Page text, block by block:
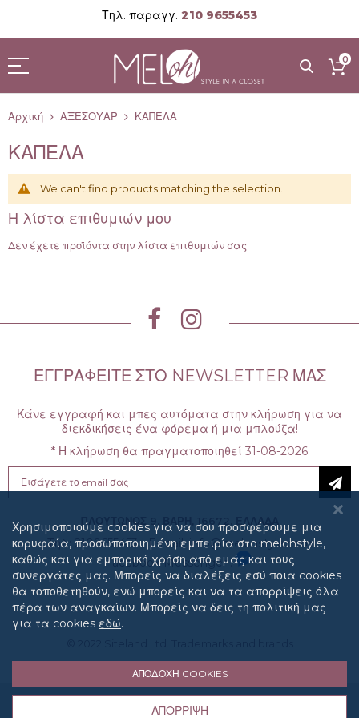
Τηλ. παραγγ. 210 9655453
στο
περιεχόμενο
0
Αρχική ΑΞΕΣΟΥΑΡ ΚΑΠΕΛΑ
ΚΑΠΕΛΑ
We can't find products matching the selection.
Η λίστα επιθυμιών μου
Δεν έχετε προϊόντα στην λίστα επιθυμιών σας.
ΕΓΓΡΑΦΕΊΤΕ ΣΤΟ NEWSLETTER ΜΑΣ
Κάνε εγγραφή και μπες αυτόματα στην κλήρωση για να
διεκδικήσεις ένα φόρεμα ή μια μπλούζα!
* Η κλήρωση θα πραγματοποιηθεί 31-08-2026
Newsletter:
ΠΛΟΥΤΩΝΟΣ 9, ΒΑΡΗ, 16672, ΕΛΛΑΔΑ
Τηλ: 2109655453|E-mail: info@melohstyle.com
Facebook Messenger :
Όροι χρήσης
Χρησιμοποιούμε cookies για να σου προσφέρουμε μια
κορυφαία, προσωποποιημένη εμπειρία στo melohstyle,
καθώς και για εμπορική χρήση από εμάς και τους
συνεργάτες μας. Μπορείς να διαλέξεις εσύ ποια cookies
θα τοποθετηθούν, ενώ μπορείς και να τα απορρίψεις όλα
πέρα των αναγκαίων. Μπορείς να δεις τη πολιτική μας
για τα cookies εδώ.
ΑΠΟΔΟΧΉ COOKIES
ΑΠΌΡΡΙΨΗ